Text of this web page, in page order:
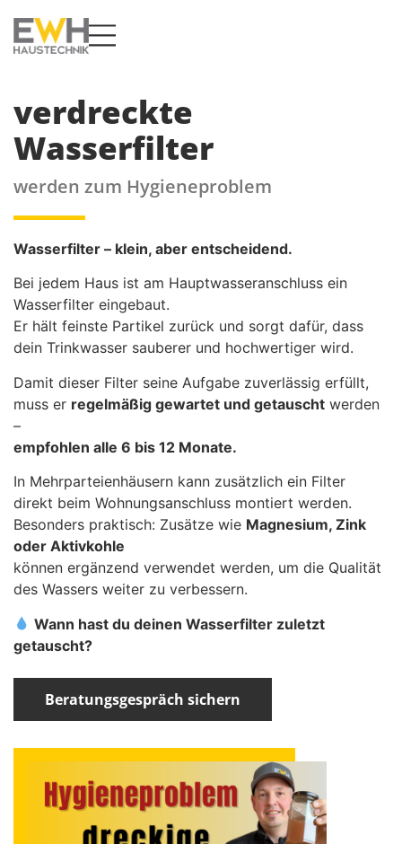
verdreckte
Wasserfilter
werden zum Hygieneproblem
Wasserfilter – klein, aber entscheidend.
Bei jedem Haus ist am Hauptwasseranschluss ein
Wasserfilter eingebaut.
Er hält feinste Partikel zurück und sorgt dafür, dass
dein Trinkwasser sauberer und hochwertiger wird.
Damit dieser Filter seine Aufgabe zuverlässig erfüllt,
muss er regelmäßig gewartet und getauscht werden
–
empfohlen alle 6 bis 12 Monate.
In Mehrparteienhäusern kann zusätzlich ein Filter
direkt beim Wohnungsanschluss montiert werden.
Besonders praktisch: Zusätze wie Magnesium, Zink
oder Aktivkohle
können ergänzend verwendet werden, um die Qualität
des Wassers weiter zu verbessern.
Wann hast du deinen Wasserfilter zuletzt
getauscht?
Beratungsgespräch sichern